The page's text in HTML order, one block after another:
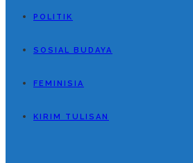
POLITIK
SOSIAL BUDAYA
FEMINISIA
KIRIM TULISAN